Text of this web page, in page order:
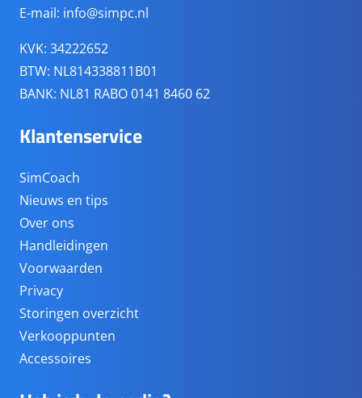
E-mail: info@simpc.nl
KVK: 34222652
BTW: NL814338811B01
BANK: NL81 RABO 0141 8460 62
Klantenservice
SimCoach
Nieuws en tips
Over ons
Handleidingen
Voorwaarden
Privacy
Storingen overzicht
Verkooppunten
Accessoires